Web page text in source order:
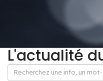
L'actualité